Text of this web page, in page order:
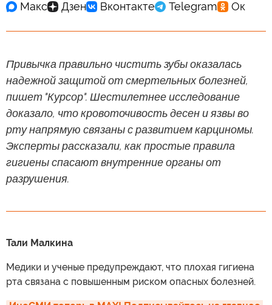
Привычка правильно чистить зубы оказалась
надежной защитой от смертельных болезней,
пишет "Курсор". Шестилетнее исследование
доказало, что кровоточивость десен и язвы во
рту напрямую связаны с развитием карциномы.
Эксперты рассказали, как простые правила
гигиены спасают внутренние органы от
разрушения.
Тали Малкина
Медики и ученые предупреждают, что плохая гигиена
рта связана с повышенным риском опасных болезней.